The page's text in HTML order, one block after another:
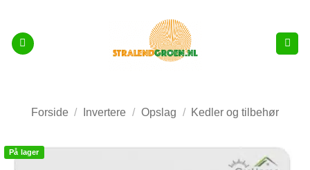
indhold
Forside / Invertere / Opslag / Kedler og tilbehør
På lager